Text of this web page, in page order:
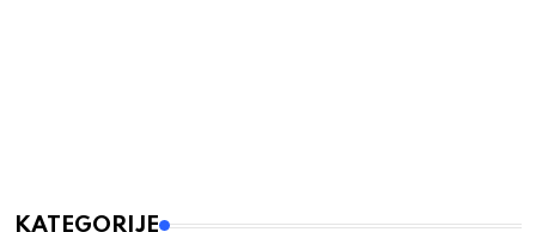
KATEGORIJE